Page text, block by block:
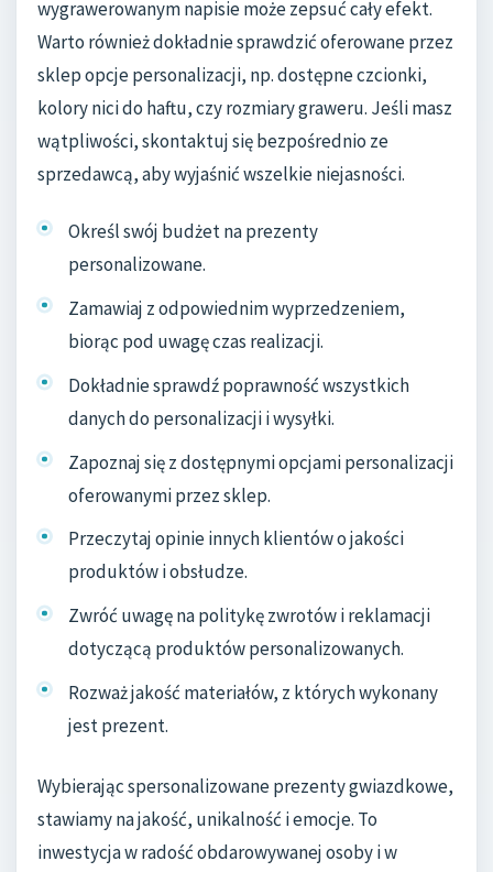
wygrawerowanym napisie może zepsuć cały efekt.
Warto również dokładnie sprawdzić oferowane przez
sklep opcje personalizacji, np. dostępne czcionki,
kolory nici do haftu, czy rozmiary graweru. Jeśli masz
wątpliwości, skontaktuj się bezpośrednio ze
sprzedawcą, aby wyjaśnić wszelkie niejasności.
Określ swój budżet na prezenty
personalizowane.
Zamawiaj z odpowiednim wyprzedzeniem,
biorąc pod uwagę czas realizacji.
Dokładnie sprawdź poprawność wszystkich
danych do personalizacji i wysyłki.
Zapoznaj się z dostępnymi opcjami personalizacji
oferowanymi przez sklep.
Przeczytaj opinie innych klientów o jakości
produktów i obsłudze.
Zwróć uwagę na politykę zwrotów i reklamacji
dotyczącą produktów personalizowanych.
Rozważ jakość materiałów, z których wykonany
jest prezent.
Wybierając spersonalizowane prezenty gwiazdkowe,
stawiamy na jakość, unikalność i emocje. To
inwestycja w radość obdarowywanej osoby i w